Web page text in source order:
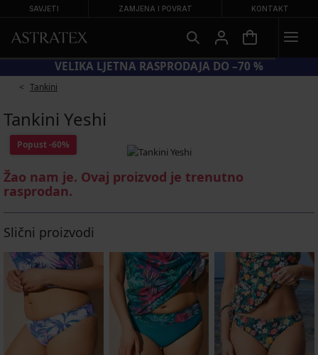
SAVJETI ZAMJENA I POVRAT KONTAKT
VELIKA LJETNA RASPRODAJA DO –70 %
Tankini
Tankini Yeshi
Popust-60%
Žao nam je. Ovaj proizvod je trenutno
rasprodan.
Slični proizvodi